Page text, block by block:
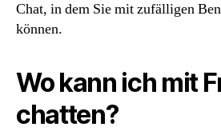
Chat, in dem Sie mit zufälligen
können.
Wo kann ich mit
chatten?